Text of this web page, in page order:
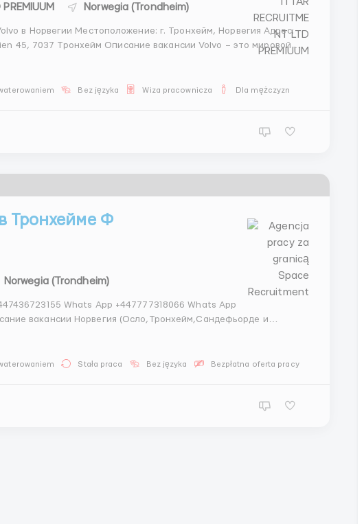
Norwegia (Trondheim)
г. Тронхейм, Норвегия Адрес:
вакансии Volvo – это мировой
Bez języka Wiza pracownicza Dla mężczyzn
Тронхейме Ф
Norwegia (Trondheim)
Whats App +447777318066 Whats App
Stała praca Bez języka Bezpłatna oferta pracy